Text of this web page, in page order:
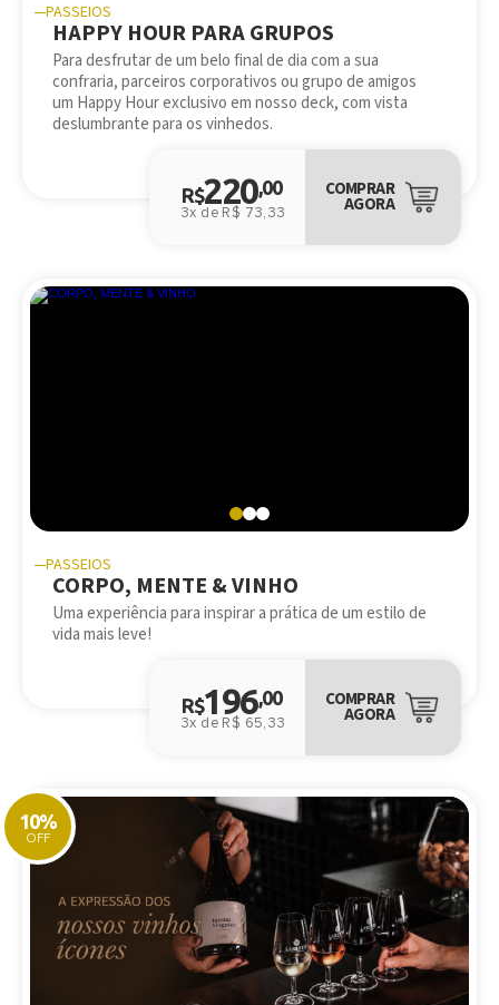
PASSEIOS
HAPPY HOUR PARA GRUPOS
Para desfrutar de um belo final de dia com a sua
confraria, parceiros corporativos ou grupo de amigos
um Happy Hour exclusivo em nosso deck, com vista
deslumbrante para os vinhedos.
R$220,00
3x de R$ 73,33
COMPRAR
AGORA
PASSEIOS
CORPO, MENTE & VINHO
Uma experiência para inspirar a prática de um estilo de
vida mais leve!
R$196,00
3x de R$ 65,33
COMPRAR
AGORA
10%
OFF